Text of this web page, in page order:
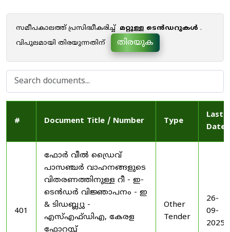
സമീപകാലത്ത് പ്രസിദ്ധീകരിച്ച് മറ്റുള്ള ടെൻഡറുകൾ .
വിപുലമായി തിരയുന്നതിന്
തിരയുക
# Document Title / Number Type
Last
Date
401
ഫോർ വീൽ ഡ്രൈവ്
പാസഞ്ചർ വാഹനങ്ങളുടെ
വിതരണത്തിനുള്ള റീ - ഇ-
ടെൻഡർ വിജ്ഞാപനം - ഇ
& ടിഡബ്ല്യു -
എസ്എഫ്ഡിഎ, കേരള
ഫോറസ്റ്റ്
Other
Tender
26-
09-
2025